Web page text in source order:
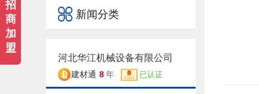
 新闻分类
河北华江机械设备有限公司
建材通 8 年 已认证
招
商
加
盟